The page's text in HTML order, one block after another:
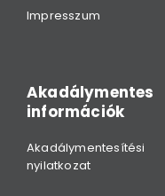
Impresszum
Akadálymentes
információk
Akadálymentesítési
nyilatkozat